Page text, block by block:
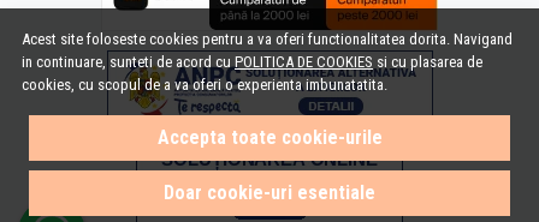
Acest site foloseste cookies pentru a va oferi functionalitatea dorita. Navigand
in continuare, sunteti de acord cuPOLITICA DE COOKIES si cu plasarea de
cookies, cu scopul de a va oferi o experienta imbunatatita.
Accepta toate cookie-urile
Doar cookie-uri esentiale